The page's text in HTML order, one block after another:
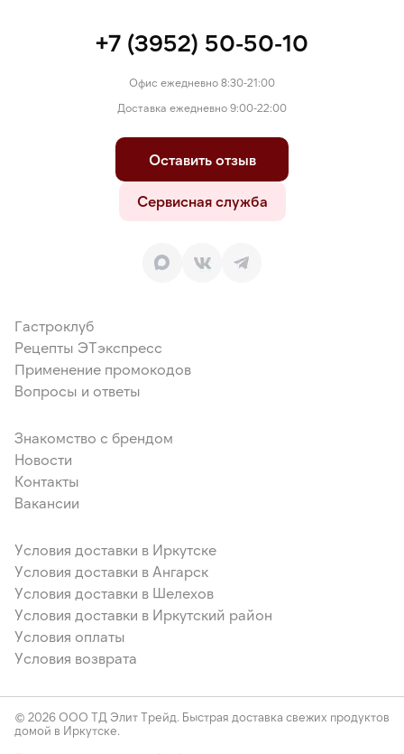
+7 (3952) 50-50-10
Офис ежедневно 8:30-21:00
Доставка ежедневно 9:00-22:00
Оставить отзыв
Сервисная служба
Гастроклуб
Рецепты ЭТэкспресс
Применение промокодов
Вопросы и ответы
Знакомство с брендом
Новости
Контакты
Вакансии
Условия доставки в Иркутске
Условия доставки в Ангарск
Условия доставки в Шелехов
Условия доставки в Иркутский район
Условия оплаты
Условия возврата
© 2026 ООО ТД Элит Трейд. Быстрая доставка свежих продуктов
домой в Иркутске.